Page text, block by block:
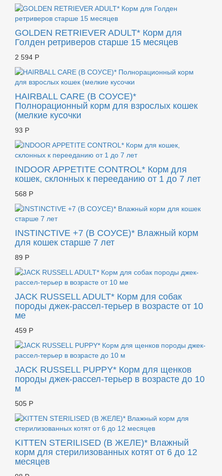
GOLDEN RETRIEVER ADULT* Корм для
Голден ретриверов старше 15 месяцев
2 594 Р
HAIRBALL CARE (В СОУСЕ)*
Полнорационный корм для взрослых кошек
(мелкие кусочки
93 Р
INDOOR APPETITE CONTROL* Корм для
кошек, склонных к перееданию от 1 до 7 лет
568 Р
INSTINCTIVE +7 (В СОУСЕ)* Влажный корм
для кошек старше 7 лет
89 Р
JACK RUSSELL ADULT* Корм для собак
породы джек-рассел-терьер в возрасте от 10
ме
459 Р
JACK RUSSELL PUPPY* Корм для щенков
породы джек-рассел-терьер в возрасте до 10
м
505 Р
KITTEN STERILISED (В ЖЕЛЕ)* Влажный
корм для стерилизованных котят от 6 до 12
месяцев